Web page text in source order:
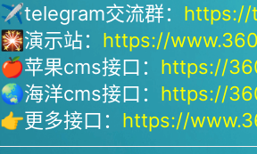
✈telegram交流群： https://
🎇演示站： https://
🍎苹果cms接口： https://
🌏海洋cms接口： https://
👉更多接口： https://